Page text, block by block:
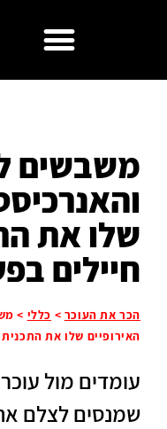
משבשים
שלו את
חיילים
הכר את העוכר > כללי >
האירופיים שלו את
עומדים מול
שמנסים לצלם